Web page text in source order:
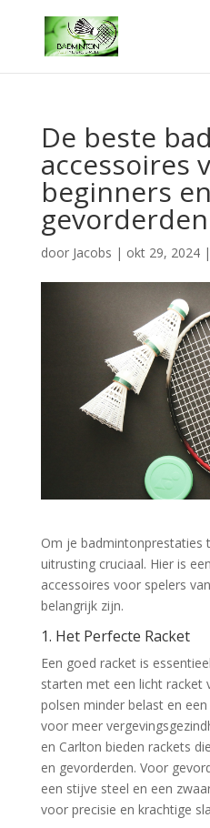
De beste
accessoires
beginners en
gevorderden
door Jacobs | okt 29, 2024|
Om je badmintonprestaties
uitrusting cruciaal. Hier is
accessoires voor spelers
belangrijk zijn.
1. Het Perfecte Racket
Een goed racket is
starten met een licht racket
polsen minder belast en
voor meer
en Carlton bieden rackets
en gevorderden. Voor
een stijve steel en een
voor precisie en krachtige